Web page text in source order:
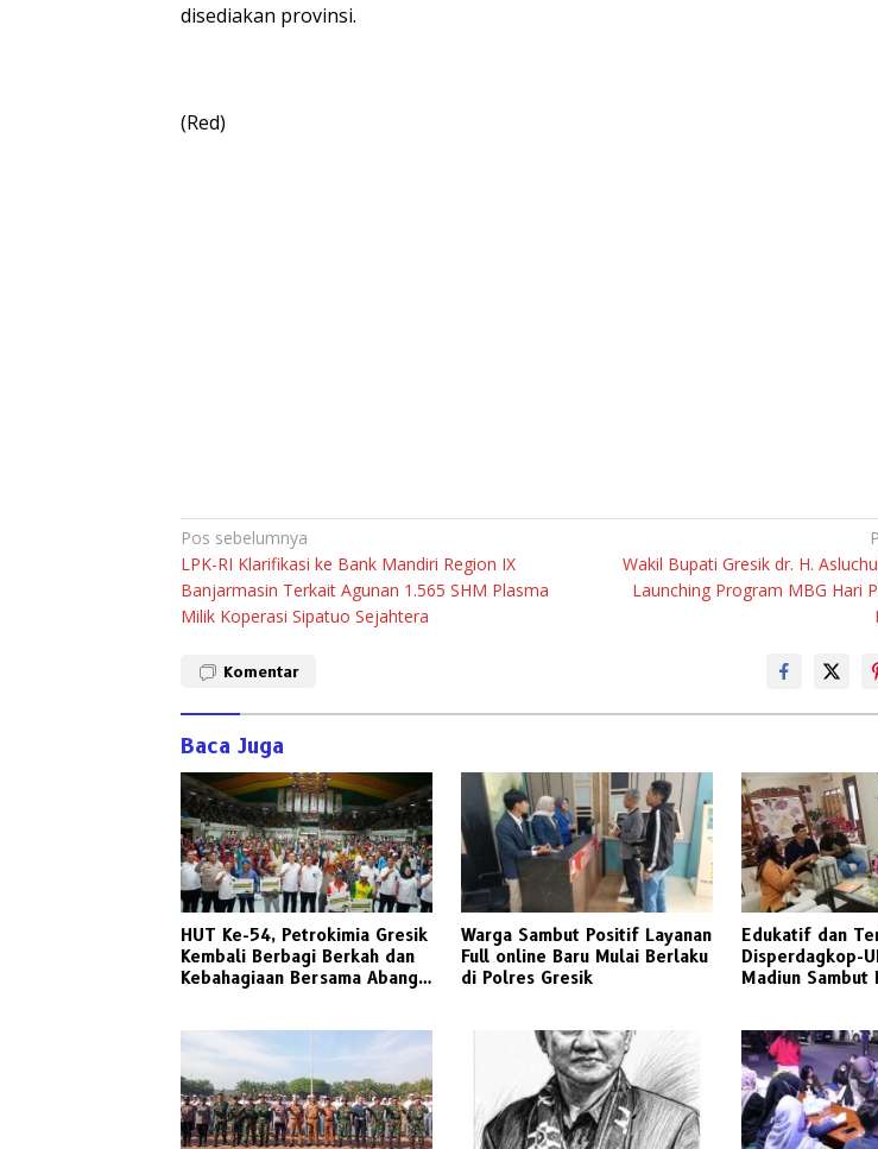
disediakan provinsi.
(Red)
Navigasi
pos
Pos sebelumnya
LPK-RI Klarifikasi ke Bank Mandiri Region IX
Banjarmasin Terkait Agunan 1.565 SHM Plasma
Milik Koperasi Sipatuo Sejahtera
Wakil Bupati Gresik dr. H.
Launching Program MBG Hari
Komentar
Baca Juga
HUT Ke-54, Petrokimia Gresik
Kembali Berbagi Berkah dan
Kebahagiaan Bersama Abang
Warga Sambut Positif Layanan
Full online Baru Mulai Berlaku
di Polres Gresik
Edukatif dan
Disperdagkop-
Madiun Sambut